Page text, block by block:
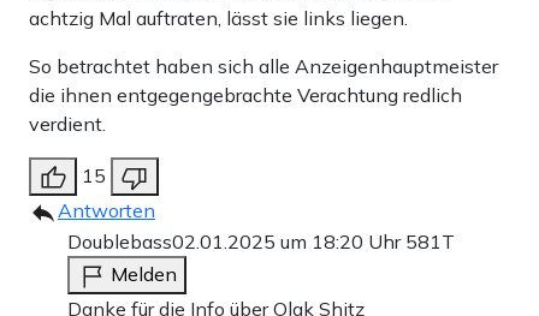
achtzig Mal auftraten, lässt sie links liegen.
So betrachtet haben sich alle Anzeigenhauptmeister
die ihnen entgegengebrachte Verachtung redlich
verdient.
15
Antworten
Doublebass02.01.2025 um 18:20 Uhr 581T
Melden
Danke für die Info über Olak Shitz